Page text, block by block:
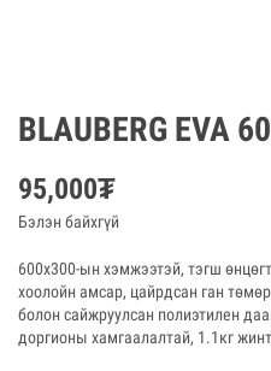
BLAUBERG EVA
95,000₮
Бэлэн байхгүй
600x300-ын хэмжээтэй, тэгш
хоолойн амсар, цайрдсан ган
болон сайжруулсан полиэтилен
доргионы хамгаалалтай, 1.1кг